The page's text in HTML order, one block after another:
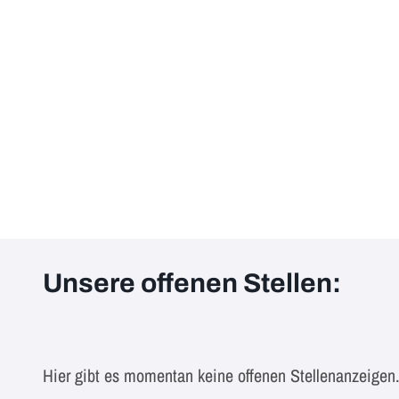
Unsere offenen Stellen:
Hier gibt es momentan keine offenen Stellenanzeigen.